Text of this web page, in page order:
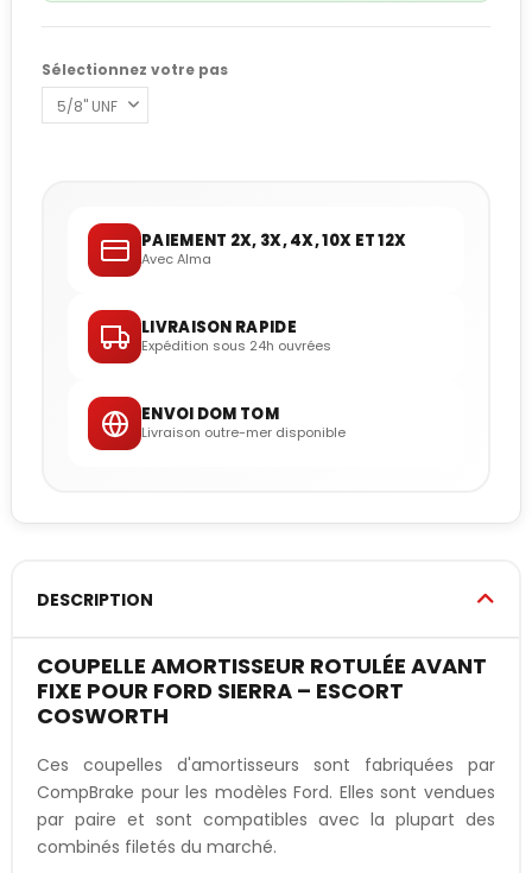
Sélectionnez votre pas
PAIEMENT 2X, 3X, 4X, 10X ET 12X
Avec Alma
LIVRAISON RAPIDE
Expédition sous 24h ouvrées
ENVOI DOM TOM
Livraison outre-mer disponible
DESCRIPTION
COUPELLE AMORTISSEUR ROTULÉE AVANT
FIXE POUR FORD SIERRA – ESCORT
COSWORTH
Ces coupelles d'amortisseurs sont fabriquées par
CompBrake pour les modèles Ford. Elles sont vendues
par paire et sont compatibles avec la plupart des
combinés filetés du marché.